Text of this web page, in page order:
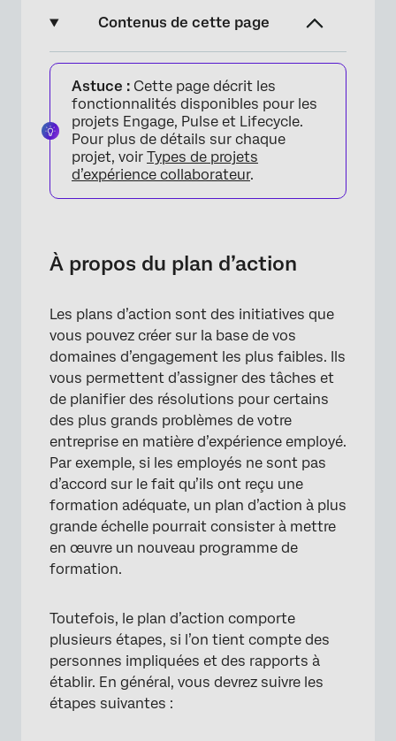
Contenus de cette page
À propos du plan d’action
Ensemble d’actions Tableau de bord
Autorisations
Rapports sur les plans d’action
FAQs
Astuce : Cette page décrit les
fonctionnalités disponibles pour les
projets Engage, Pulse et Lifecycle.
Pour plus de détails sur chaque
projet, voir Types de projets
d’expérience collaborateur.
À propos du plan d’action
Les plans d’action sont des initiatives que
vous pouvez créer sur la base de vos
domaines d’engagement les plus faibles. Ils
vous permettent d’assigner des tâches et
de planifier des résolutions pour certains
des plus grands problèmes de votre
entreprise en matière d’expérience employé.
Par exemple, si les employés ne sont pas
d’accord sur le fait qu’ils ont reçu une
formation adéquate, un plan d’action à plus
grande échelle pourrait consister à mettre
en œuvre un nouveau programme de
formation.
Toutefois, le plan d’action comporte
plusieurs étapes, si l’on tient compte des
personnes impliquées et des rapports à
établir. En général, vous devrez suivre les
étapes suivantes :